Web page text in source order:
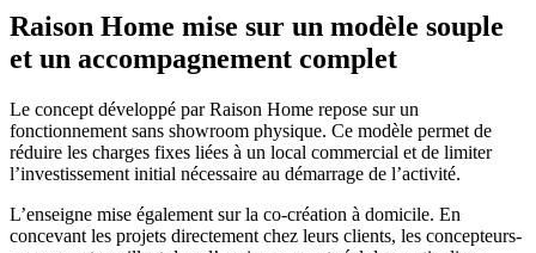
Raison Home mise sur un modèle souple
et un accompagnement complet
Le concept développé par Raison Home repose sur un
fonctionnement sans showroom physique. Ce modèle permet de
réduire les charges fixes liées à un local commercial et de limiter
l’investissement initial nécessaire au démarrage de l’activité.
L’enseigne mise également sur la co-création à domicile. En
concevant les projets directement chez leurs clients, les concepteurs-